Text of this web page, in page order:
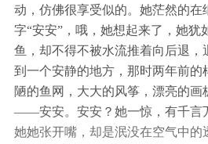
动，仿佛很享受似的。她茫然的在
字“安安”，哦，她想起来了，她犹
鱼，却不得不被水流推着向后退
到一个安静的地方，那时两年前的
陋的鱼网，大大的风筝，漂亮的画
――安安。安安？她一惊，有千言
她她张开嘴，却是泯没在空气中的